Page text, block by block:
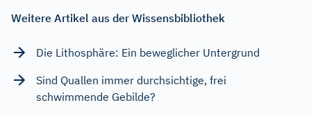
Weitere Artikel aus der Wissensbibliothek
Die Lithosphäre: Ein beweglicher Untergrund
Sind Quallen immer durchsichtige, frei
schwimmende Gebilde?